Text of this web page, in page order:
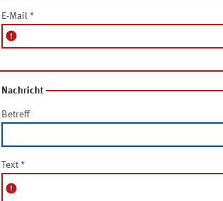
E-Mail *
error
Nachricht
Betreff
Text *
error